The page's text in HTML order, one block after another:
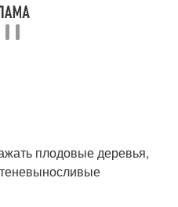
плодовые деревья,